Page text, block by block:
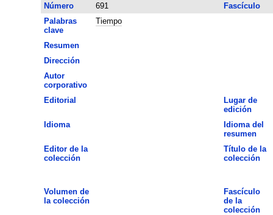
Número
691
Fascículo
Palabras
clave
Tiempo
Resumen
Dirección
Autor
corporativo
Editorial
Lugar de
edición
Idioma
Idioma del
resumen
Editor de la
colección
Título de la
colección
Volumen de
la colección
Fascículo
de la
colección